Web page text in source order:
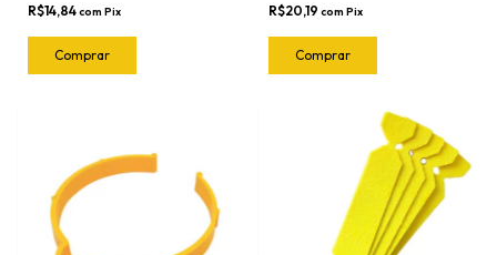
R$14,84com Pix R$20,19 com Pix